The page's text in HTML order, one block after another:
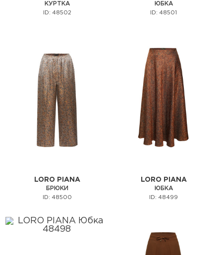
КУРТКА
ID: 48502
ЮБКА
ID: 48501
LORO PIANA
БРЮКИ
ID: 48500
LORO PIANA
ЮБКА
ID: 48499